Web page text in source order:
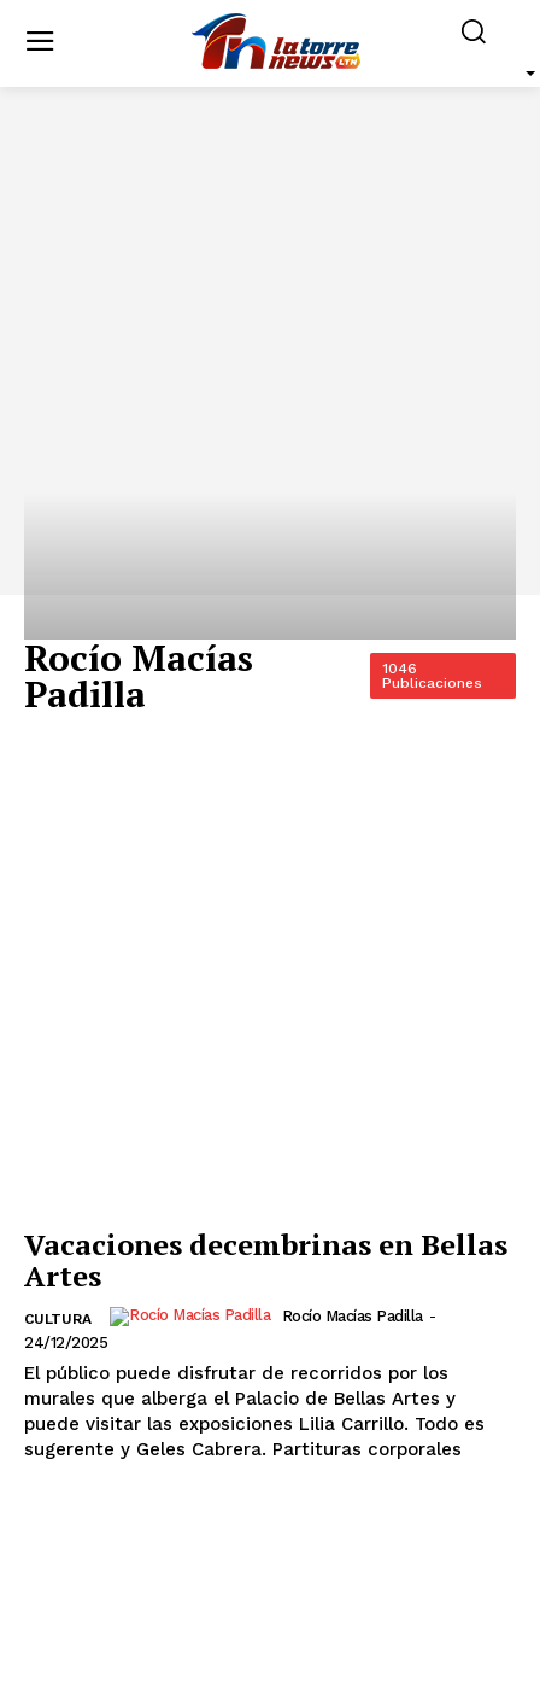
Rocío Macías
Padilla
1046
Publicaciones
Vacaciones decembrinas en Bellas
Artes
CULTURA Rocío Macías Padilla -
24/12/2025
El público puede disfrutar de recorridos por los
murales que alberga el Palacio de Bellas Artes y
puede visitar las exposiciones Lilia Carrillo. Todo es
sugerente y Geles Cabrera. Partituras corporales